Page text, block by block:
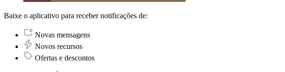
Baixe o aplicativo para receber notificações de:
Novas mensagens
Novos recursos
Ofertas e descontos